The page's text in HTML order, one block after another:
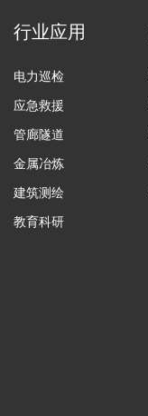
行业应用
电力巡检
应急救援
管廊隧道
金属冶炼
建筑测绘
教育科研